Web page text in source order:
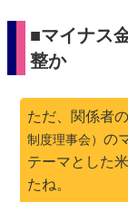
■マイナス
整か
ただ、関係者
制度理事会） の
テーマとした
たね。